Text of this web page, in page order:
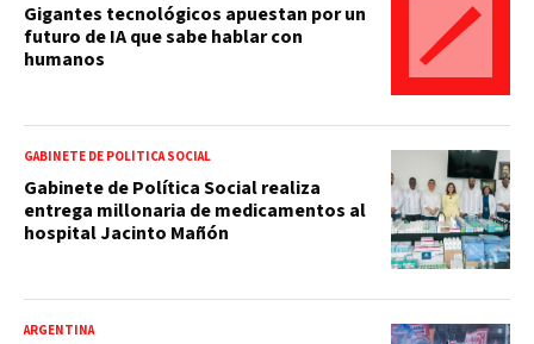
Gigantes tecnológicos apuestan por un
futuro de IA que sabe hablar con
humanos
GABINETE DE POLÍTICA SOCIAL
Gabinete de Política Social realiza
entrega millonaria de medicamentos al
hospital Jacinto Mañón
ARGENTINA